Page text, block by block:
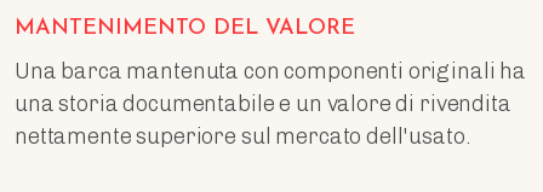
MANTENIMENTO DEL VALORE
Una barca mantenuta con componenti originali ha
una storia documentabile e un valore di rivendita
nettamente superiore sul mercato dell'usato.